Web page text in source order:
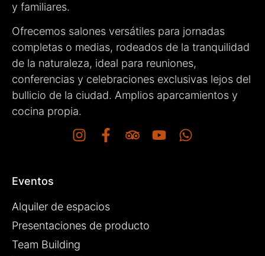
y familiares.
Ofrecemos salones versátiles para jornadas
completas o medias, rodeados de la tranquilidad
de la naturaleza, ideal para reuniones,
conferencias y celebraciones exclusivas lejos del
bullicio de la ciudad. Amplios aparcamientos y
cocina propia.
Eventos
Alquiler de espacios
Presentaciones de producto
Team Building